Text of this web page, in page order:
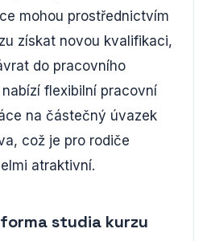
mohou prostřednictvím
získat novou kvalifikaci,
do pracovního
flexibilní pracovní
na částečný úvazek
což je pro rodiče
atraktivní.
studia kurzu